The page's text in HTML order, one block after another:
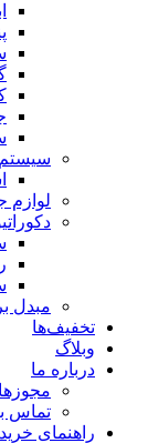
لوازم
مبدل
تخفیف‌ها
وبلاگ
درباره ما
مجوزها
تماس
راهنمای